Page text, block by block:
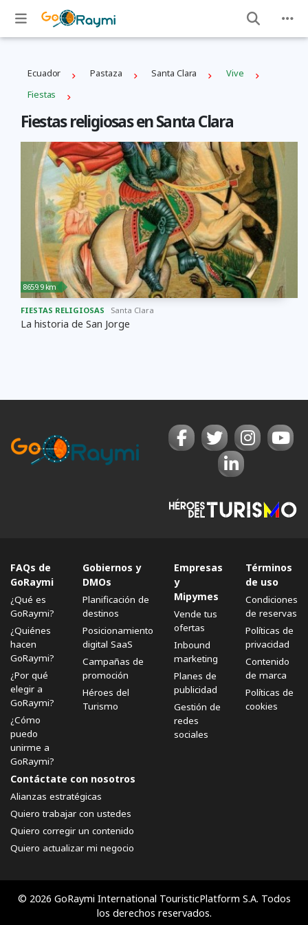
Ecuador Pastaza Santa Clara
Vive
Fiestas
Fiestas religiosas en Santa Clara
8659.9 km
FIESTAS RELIGIOSAS Santa Clara
La historia de San Jorge
FAQs de
GoRaymi
¿Qué es
GoRaymi?
¿Quiénes
hacen
GoRaymi?
¿Por qué
elegir a
GoRaymi?
¿Cómo
puedo
unirme a
GoRaymi?
Gobiernos y
DMOs
Planificación de
destinos
Posicionamiento
digital SaaS
Campañas de
promoción
Héroes del
Turismo
Empresas
y
Mipymes
Vende tus
ofertas
Inbound
marketing
Planes de
publicidad
Gestión de
redes
sociales
Términos
de uso
Condiciones
de reservas
Políticas de
privacidad
Contenido
de marca
Políticas de
cookies
Contáctate con nosotros
Alianzas estratégicas
Quiero trabajar con ustedes
Quiero corregir un contenido
Quiero actualizar mi negocio
© 2026 GoRaymi International TouristicPlatform S.A. Todos
los derechos reservados.